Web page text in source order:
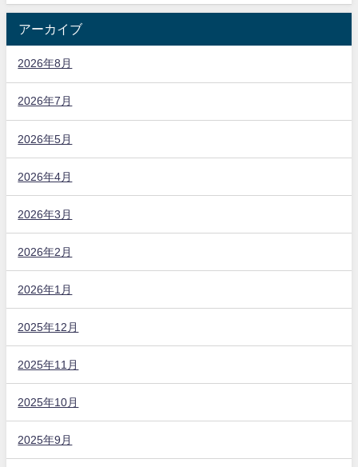
アーカイブ
2026年8月
2026年7月
2026年5月
2026年4月
2026年3月
2026年2月
2026年1月
2025年12月
2025年11月
2025年10月
2025年9月